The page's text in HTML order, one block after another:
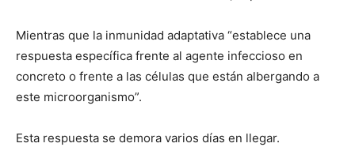
Mientras que la inmunidad adaptativa “establece una
respuesta específica frente al agente infeccioso en
concreto o frente a las células que están albergando a
este microorganismo”.
Esta respuesta se demora varios días en llegar.